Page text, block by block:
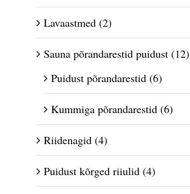
Lavaastmed (2)
Sauna põrandarestid puidust (12)
Puidust põrandarestid (6)
Kummiga põrandarestid (6)
Riidenagid (4)
Puidust kõrged riiulid (4)